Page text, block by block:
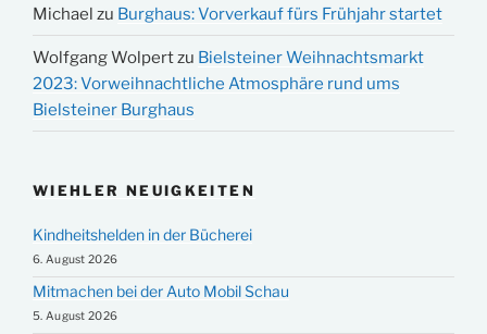
Michael zu Burghaus: Vorverkauf fürs Frühjahr startet
Wolfgang Wolpertzu Bielsteiner Weihnachtsmarkt
2023: Vorweihnachtliche Atmosphäre rund ums
Bielsteiner Burghaus
WIEHLER NEUIGKEITEN
Kindheitshelden in der Bücherei
6. August 2026
Mitmachen bei der Auto Mobil Schau
5. August 2026